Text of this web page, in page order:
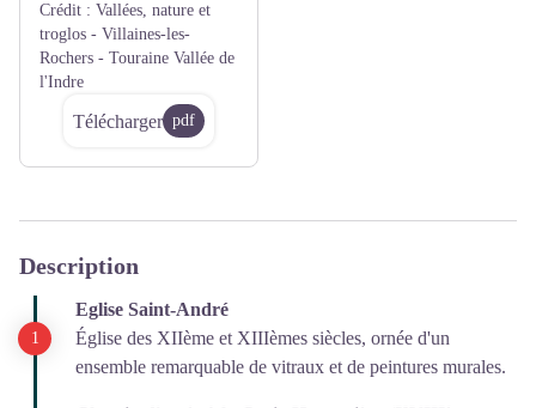
Crédit : Vallées, nature et
troglos - Villaines-les-
Rochers - Touraine Vallée de
l'Indre
Télécharger pdf
Description
Eglise Saint-André
Église des XIIème et XIIIèmes siècles, ornée d'un
ensemble remarquable de vitraux et de peintures murales.